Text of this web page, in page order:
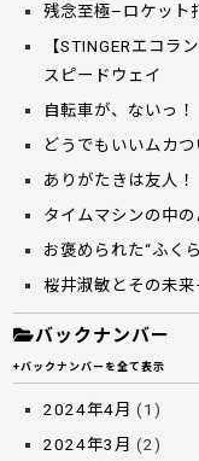
残念至極–ロケット
【STINGERエコラ
スピードウェイ
自転車が、ないっ！
どうでもいいムカ
ありがたきは友人！
タイムマシンの中の
お褒められた“ふく
桜井淑敏とその未
バックナンバー
+バックナンバーを全て表示
2024年4月 (1)
2024年3月 (2)